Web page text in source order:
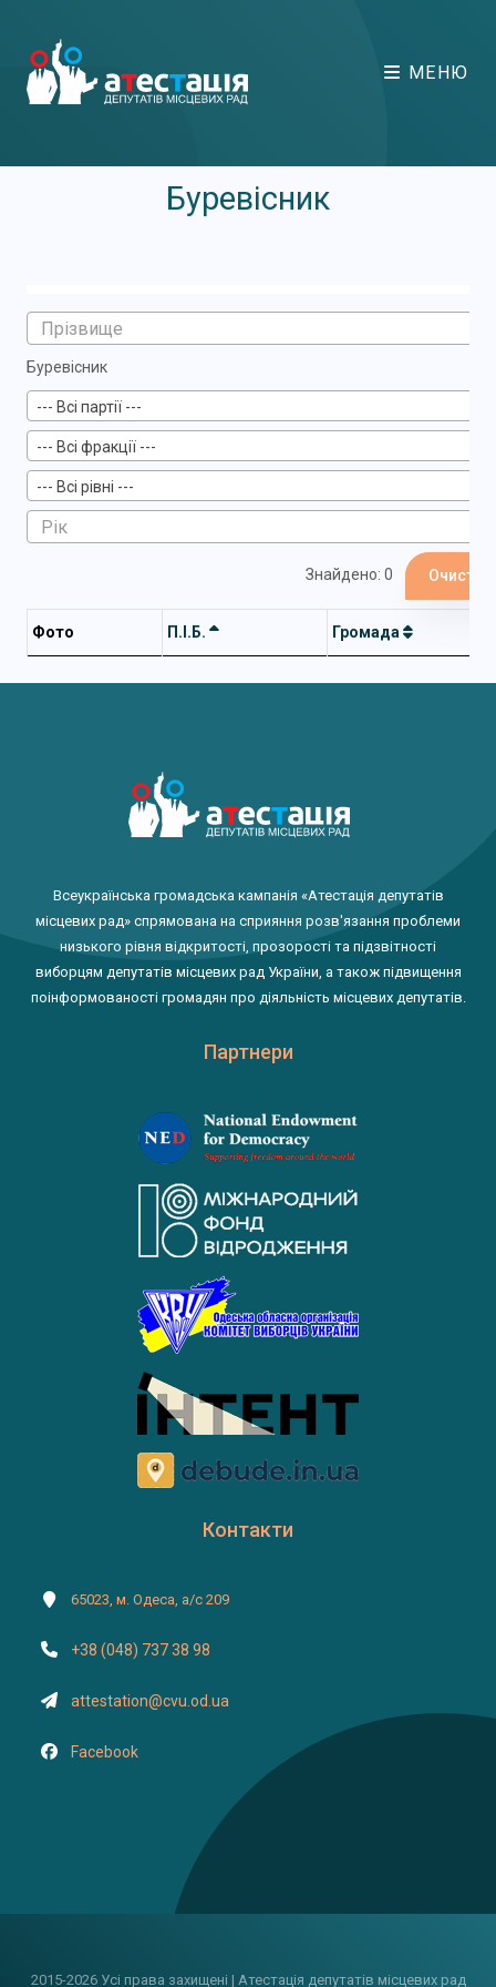
МЕНЮ
Буревісник
Буревісник
--- Всі партії ---
--- Всі фракції ---
--- Всі рівні ---
Знайдено: 0
Фото П.І.Б. Громада
Всеукраїнська громадська кампанія «Атестація депутатів
місцевих рад» спрямована на сприяння розв'язання проблеми
низького рівня відкритості, прозорості та підзвітності
виборцям депутатів місцевих рад України, а також підвищення
поінформованості громадян про діяльність місцевих депутатів.
Партнери
Контакти
65023, м. Одеса, а/с 209
+38 (048) 737 38 98
attestation@cvu.od.ua
Facebook
2015-2026 Усі права захищені | Атестація депутатів місцевих рад